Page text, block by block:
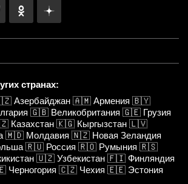
странах:
Азербайджан 🇦🇲 Армения 🇧🇾
🇬🇧 Великобритания 🇬🇪 Грузия
Казахстан 🇰🇬 Кыргызстан 🇱🇻
🇲🇩 Молдавия 🇳🇿 Новая Зеландия
🇷🇺 Россия 🇷🇴 Румыния 🇷🇸
🇺🇿 Узбекистан 🇫🇮 Финляндия
Черногория 🇨🇿 Чехия 🇪🇪 Эстония